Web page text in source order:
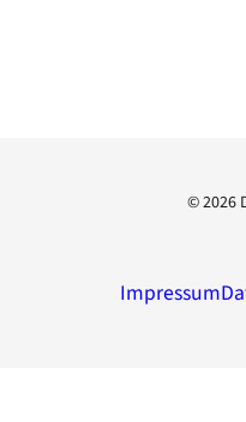
© 2026
Impressum